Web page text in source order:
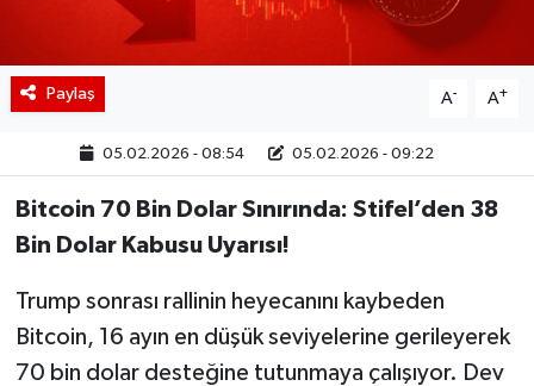
Paylaş A- A+
05.02.2026 - 08:54 05.02.2026 - 09:22
Bitcoin 70 Bin Dolar Sınırında: Stifel’den 38
Bin Dolar Kabusu Uyarısı!
Trump sonrası rallinin heyecanını kaybeden
Bitcoin, 16 ayın en düşük seviyelerine gerileyerek
70 bin dolar desteğine tutunmaya çalışıyor. Dev
Ekonomik Takvim
Kiripto Para Piyasası
Gizlilik Sözleşmesi
Hakkımızda
İletişim